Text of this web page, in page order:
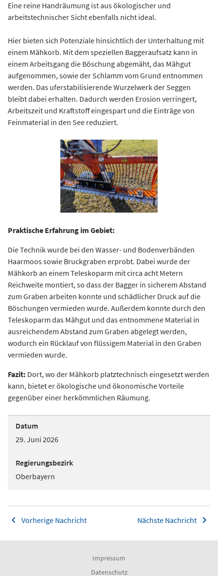
Eine reine Handräumung ist aus ökologischer und
arbeitstechnischer Sicht ebenfalls nicht ideal.
Hier bieten sich Potenziale hinsichtlich der Unterhaltung mit
einem Mähkorb. Mit dem speziellen Baggeraufsatz kann in
einem Arbeitsgang die Böschung abgemäht, das Mähgut
aufgenommen, sowie der Schlamm vom Grund entnommen
werden. Das uferstabilisierende Wurzelwerk der Seggen
bleibt dabei erhalten. Dadurch werden Erosion verringert,
Arbeitszeit und Kraftstoff eingespart und die Einträge von
Feinmaterial in den See reduziert.
Praktische Erfahrung im Gebiet:
Die Technik wurde bei den Wasser- und Bodenverbänden
Haarmoos sowie Bruckgraben erprobt. Dabei wurde der
Mähkorb an einem Teleskoparm mit circa acht Metern
Reichweite montiert, so dass der Bagger in sicherem Abstand
zum Graben arbeiten konnte und schädlicher Druck auf die
Böschungen vermieden wurde. Außerdem konnte durch den
Teleskoparm das Mähgut und das entnommene Material in
ausreichendem Abstand zum Graben abgelegt werden,
wodurch ein Rücklauf von flüssigem Material in den Graben
vermieden wurde.
Fazit: Dort, wo der Mähkorb platztechnisch eingesetzt werden
kann, bietet er ökologische und ökonomische Vorteile
gegenüber einer herkömmlichen Räumung.
Datum
29. Juni 2026
Regierungsbezirk
Oberbayern
Vorherige Nachricht Nächste Nachricht
Impressum
Datenschutz